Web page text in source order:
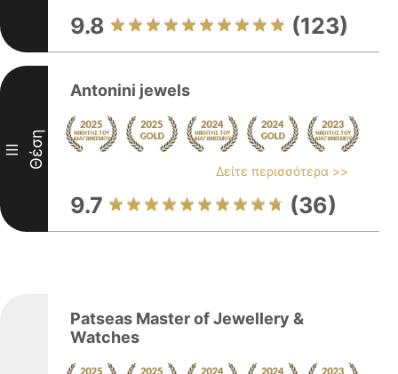
9.8 (123)
III Θέση
Antonini jewels
Δείτε περισσότερα >>
9.7 (36)
Patseas Master of Jewellery &
Watches